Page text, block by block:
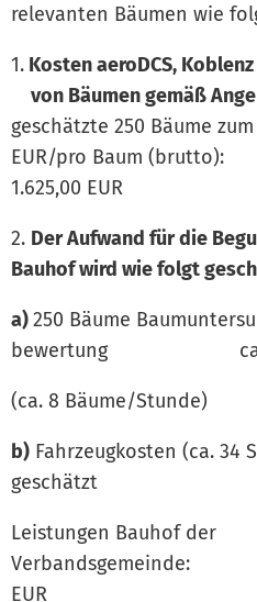
relevanten Bäumen wie
Kosten aeroDCS,
von Bäumen gemäß
geschätzte 250 Bäume
EUR/pro Baum (brutto):
1.625,00 EUR
2. Der Aufwand für die
Bauhof wird wie folgt
a)250 Bäume
bewertung ca.
(ca. 8 Bäume/Stunde)
b) Fahrzeugkosten (ca. 34
geschätzt ca.
Leistungen Bauhof der
EUR